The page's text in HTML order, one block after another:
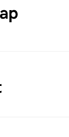
bli en